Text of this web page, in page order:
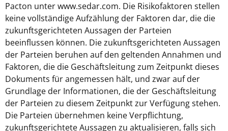
Pacton unter www.sedar.com. Die Risikofaktoren stellen
keine vollständige Aufzählung der Faktoren dar, die die
zukunftsgerichteten Aussagen der Parteien
beeinflussen können. Die zukunftsgerichteten Aussagen
der Parteien beruhen auf den geltenden Annahmen und
Faktoren, die die Geschäftsleitung zum Zeitpunkt dieses
Dokuments für angemessen hält, und zwar auf der
Grundlage der Informationen, die der Geschäftsleitung
der Parteien zu diesem Zeitpunkt zur Verfügung stehen.
Die Parteien übernehmen keine Verpflichtung,
zukunftsgerichtete Aussagen zu aktualisieren, falls sich